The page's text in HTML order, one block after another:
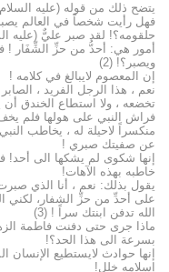
يتضح ذلك من قوله (عليه
فهل رأيت شخصاً في العالم
حلقومه؟! لقد صبر عليٌّ (عليه
أمور هي: أحدُّ من حزِّ الشِّفَار !
ويصبر؟! (2)
إن المعصوم لايبالغ في كلامه !
نعم ، هذا الرجل الفريد ،
تخضعه ، ولا استطاع الخندق
فراش النبي على هولها فلم
منكسراً لاحيلة له ، يخاطب
عن صفيتك صبري !
إنها شكوى لم يشكها الى أحد!
خاطبه بهذه الآهات!
يقول بذلك: نعم ، أنا الذي
على أحدِّ من حزِّ الشفار، لكني
الله تدفن ابنتك سراً ! (3)
ماذا جرى حتى دفنت فاطمة
بسرعة الى هذا الحد؟!
إنها حوادث لايستطيع
إسلامه خلل!